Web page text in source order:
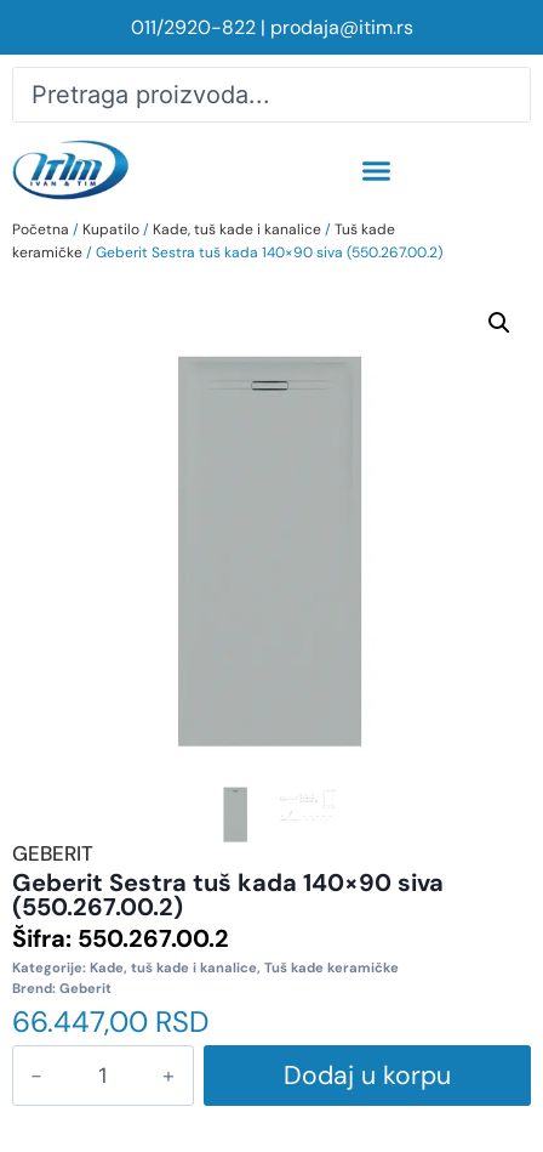
011/2920-822| prodaja@itim.rs
Početna / Kupatilo/ Kade, tuš kade i kanalice/Tuš kade
keramičke/ Geberit Sestra tuš kada 140×90 siva (550.267.00.2)
GEBERIT
Geberit Sestra tuš kada 140×90 siva
(550.267.00.2)
Šifra: 550.267.00.2
Kategorije: Kade, tuš kade i kanalice, Tuš kade keramičke
Brend: Geberit
66.447,00 RSD
Dodaj u korpu